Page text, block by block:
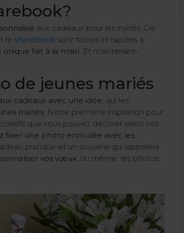
aux cadeaux pour les invités. De
le sharebook sont faciles et rapides à
unique fait à la main. Et maintenant-
de jeunes mariés
cadeaux avec une idée, qui les
mariés. Notre première inspiration pour
que vous pouvez décorer selon vos
fixer une photo enroulée avec les
pratique et un souvenir qui rappelera
vos vœux, ou même les photos